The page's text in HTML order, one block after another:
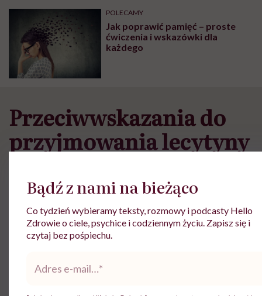
POLECAMY
Jak poprawić pamięć – proste
ćwiczenia i wskazówki dla
każdego
Przeciwwskazania do
przyjmowania lecytyny
wpływa doskonale, jednak istnieją pewne
przeciwwskazania do jej przyjmowania.
Przede
wszystkim unikać powinny jej osoby z nadwrażliwością
na ów składnik. Pozyskiwany jest on z naturalnych
muszą też na niego uważać osoby z zaburzeniami